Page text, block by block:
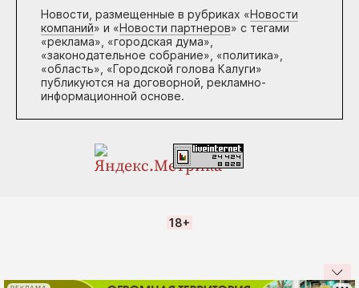
Новости, размещенные в рубриках «Новости
компаний» и «Новости партнеров» с тегами
«реклама», «городская дума»,
«законодательное собрание», «политика»,
«область», «Городской голова Калуги»
публикуются на договорной, рекламно-
информационной основе.
18+